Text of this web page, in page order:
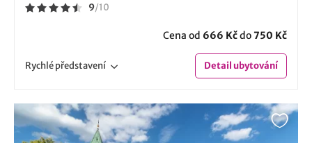
9/10
Cena od 666 Kčdo750 Kč
Rychlépředstavení Detailubytování